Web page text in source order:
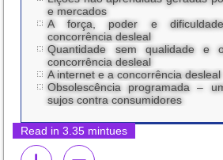
e mercados
A força, poder e
concorrência desleal
Quantidade sem qualidade e
concorrência desleal
A internet e a concorrência desleal
Obsolescência programada –
sujos contra consumidores
Read in 3.35 mintues